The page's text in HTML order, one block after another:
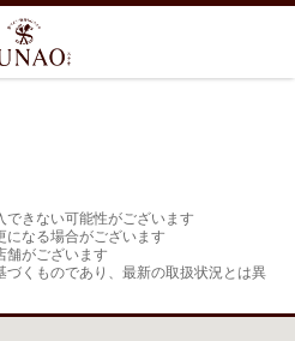
できない可能性がございます
になる場合がございます
舗がございます
くものであり、最新の取扱状況とは異